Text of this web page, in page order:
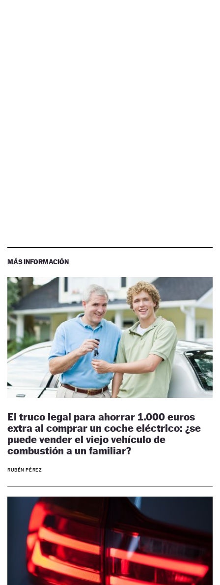
MÁS INFORMACIÓN
El truco legal para ahorrar 1.000 euros
extra al comprar un coche eléctrico: ¿se
puede vender el viejo vehículo de
combustión a un familiar?
RUBÉN PÉREZ